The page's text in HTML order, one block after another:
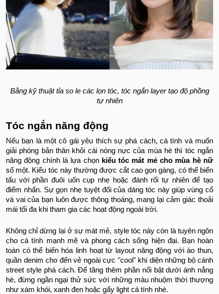
Bằng kỹ thuật tỉa so le các lọn tóc, tóc ngắn layer tạo độ phồng
tự nhiên
Tóc ngắn năng động
Nếu bạn là một cô gái yêu thích sự phá cách, cá tính và muốn
giải phóng bản thân khỏi cái nóng nực của mùa hè thì tóc ngắn
năng động chính là lựa chọn kiểu tóc mát mẻ cho mùa hè nữ
số một. Kiểu tóc này thường được cắt cao gọn gàng, có thể biến
tấu với phần đuôi uốn cụp nhẹ hoặc đánh rối tự nhiên để tạo
điểm nhấn. Sự gọn nhẹ tuyệt đối của dáng tóc này giúp vùng cổ
và vai của bạn luôn được thông thoáng, mang lại cảm giác thoải
mái tối đa khi tham gia các hoạt động ngoài trời.
Không chỉ dừng lại ở sự mát mẻ, style tóc này còn là tuyên ngôn
cho cá tính mạnh mẽ và phong cách sống hiện đại. Bạn hoàn
toàn có thể biến hóa linh hoạt từ layout năng động với áo thun,
quần denim cho đến vẻ ngoài cực "cool" khi diện những bộ cánh
street style phá cách. Để tăng thêm phần nổi bật dưới ánh nắng
hè, đừng ngần ngại thử sức với những màu nhuộm thời thượng
như xám khói, xanh đen hoặc gẩy light cá tính nhé.